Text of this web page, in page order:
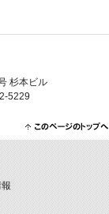
杉本ビル
5229